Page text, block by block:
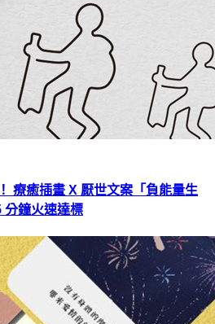
療癒插畫 X 厭世文案「負能量生
分鐘火速達標